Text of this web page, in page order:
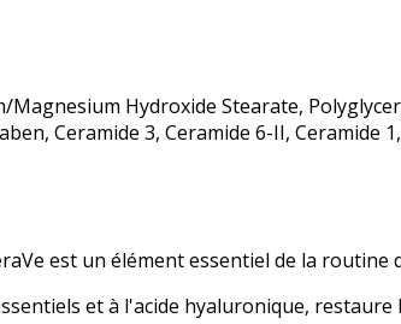
Hydroxide Stearate,
Ceramide 3, Ceramide 6-II,
est un élément essentiel de la
et à l'acide hyaluronique,